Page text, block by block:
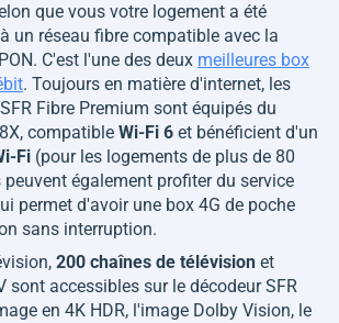
que vous votre logement a été
un réseau fibre compatible avec la
C'est l'une des deux meilleures box
. Toujours en matière d'internet, les
Fibre Premium sont équipés du
compatible Wi-Fi 6 et bénéficient d'un
Fi (pour les logements de plus de 80
peuvent également profiter du service
permet d'avoir une box 4G de poche
sans interruption.
200 chaînes de télévision et
sont accessibles sur le décodeur SFR
en 4K HDR, l'image Dolby Vision, le